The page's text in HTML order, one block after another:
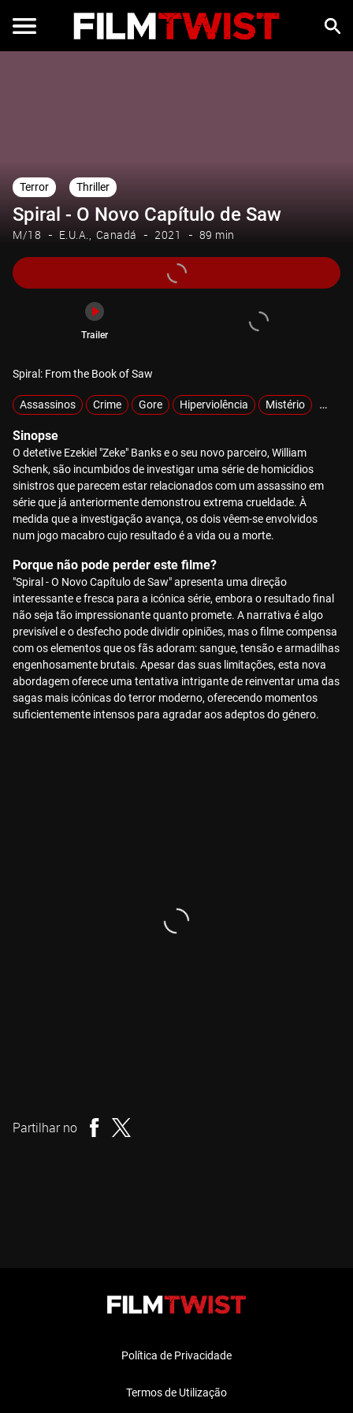
Terror Thriller
Spiral - O Novo Capítulo de Saw
M/18 E.U.A. Canadá 2021 89 min
Trailer
Spiral: From the Book of Saw
Assassinos Crime Gore Hiperviolência Mistério
Sinopse
O detetive Ezekiel "Zeke" Banks e o seu novo parceiro, William
Schenk, são incumbidos de investigar uma série de homicídios
sinistros que parecem estar relacionados com um assassino em
série que já anteriormente demonstrou extrema crueldade. À
medida que a investigação avança, os dois vêem-se envolvidos
num jogo macabro cujo resultado é a vida ou a morte.
Porque não pode perder este filme?
"Spiral - O Novo Capítulo de Saw" apresenta uma direção
interessante e fresca para a icónica série, embora o resultado final
não seja tão impressionante quanto promete. A narrativa é algo
previsível e o desfecho pode dividir opiniões, mas o filme compensa
com os elementos que os fãs adoram: sangue, tensão e armadilhas
engenhosamente brutais. Apesar das suas limitações, esta nova
abordagem oferece uma tentativa intrigante de reinventar uma das
sagas mais icónicas do terror moderno, oferecendo momentos
suficientemente intensos para agradar aos adeptos do género.
Partilhar no
Política de Privacidade
Termos de Utilização